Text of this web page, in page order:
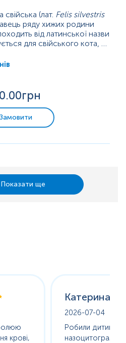
свійська (лат. Felis silvestris
ряду хижих родини
від латинської назви
для свійського кота, на
є найпоширенішою
алергенів у...
.00грн
Замовити
Показати ще
крові,
Катерина
2026-07-04
Робили дитині
назоцитограму.